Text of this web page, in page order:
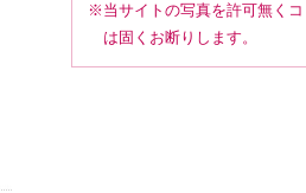
※当サイトの写真を許可無く
は固くお断りします。